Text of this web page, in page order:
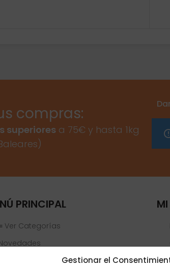
Gestionar el
compras:
superiores a 75€ y hasta 1kg
PRINCIPAL
Ver Categorías